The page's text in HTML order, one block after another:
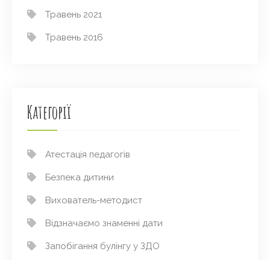
Травень 2021
Травень 2016
Категорії
Атестація педагогів
Безпека дитини
Вихователь-методист
Відзначаємо знаменні дати
Запобігання булінгу у ЗДО